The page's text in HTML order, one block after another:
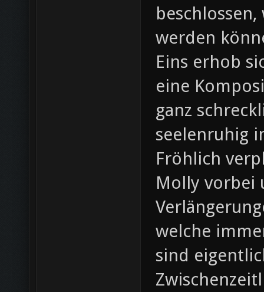
werden
Eins erhob
eine
ganz
seelenruhig
Fröhlich
Molly vorbei
welche
sind